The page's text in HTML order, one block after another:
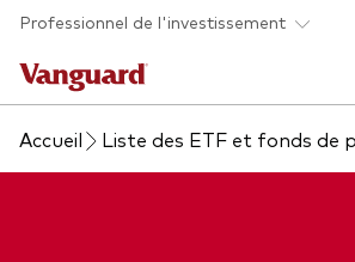
Skip to main content
Professionnel de l'investissement
Fonds et ETFs
Accueil Liste des ETF et fonds de